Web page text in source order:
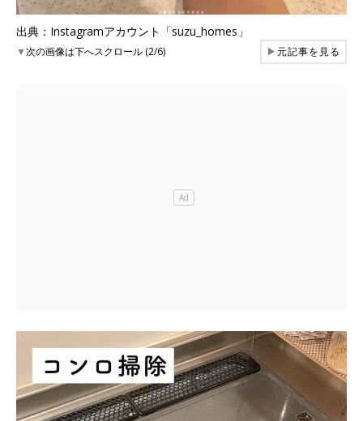
出典：Instagramアカウント「suzu_homes」
▼次の画像は下へスクロール (2/6) ▶元記事を見る